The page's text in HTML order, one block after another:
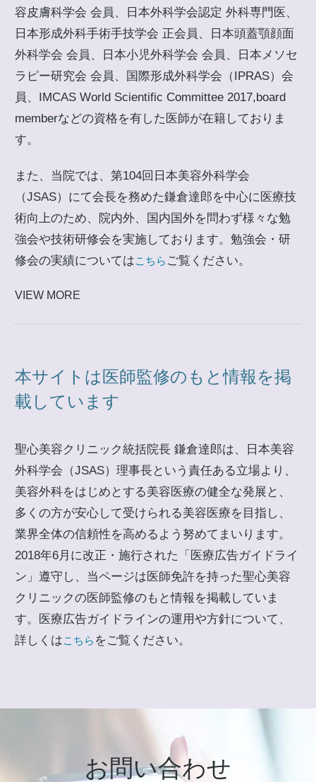
容皮膚科学会 会員、日本外科学会認定 外科専門医、
日本形成外科手術手技学会 正会員、日本頭蓋顎顔面
外科学会 会員、日本小児外科学会 会員、日本メソセ
ラピー研究会 会員、国際形成外科学会（IPRAS）会
員、IMCAS World Scientific Committee 2017,board
memberなどの資格を有した医師が在籍しておりま
す。
また、当院では、第104回日本美容外科学会
（JSAS）にて会長を務めた鎌倉達郎を中心に医療技
術向上のため、院内外、国内国外を問わず様々な勉
強会や技術研修会を実施しております。勉強会・研
修会の実績についてはこちら ご覧ください。
VIEW MORE
本サイトは医師監修のもと情報を掲
載しています
聖心美容クリニック統括院長 鎌倉達郎は、日本美容
外科学会（JSAS）理事長という責任ある立場より、
美容外科をはじめとする美容医療の健全な発展と、
多くの方が安心して受けられる美容医療を目指し、
業界全体の信頼性を高めるよう努めてまいります。
2018年6月に改正・施行された「医療広告ガイドライ
ン」遵守し、当ページは医師免許を持った聖心美容
クリニックの医師監修のもと情報を掲載していま
す。医療広告ガイドラインの運用や方針について、
詳しくはこちら をご覧ください。
お問い合わせ